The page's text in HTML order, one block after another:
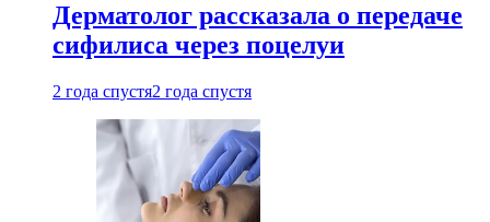
Дерматолог рассказала о передаче
сифилиса через поцелуи
2 года спустя2 года спустя